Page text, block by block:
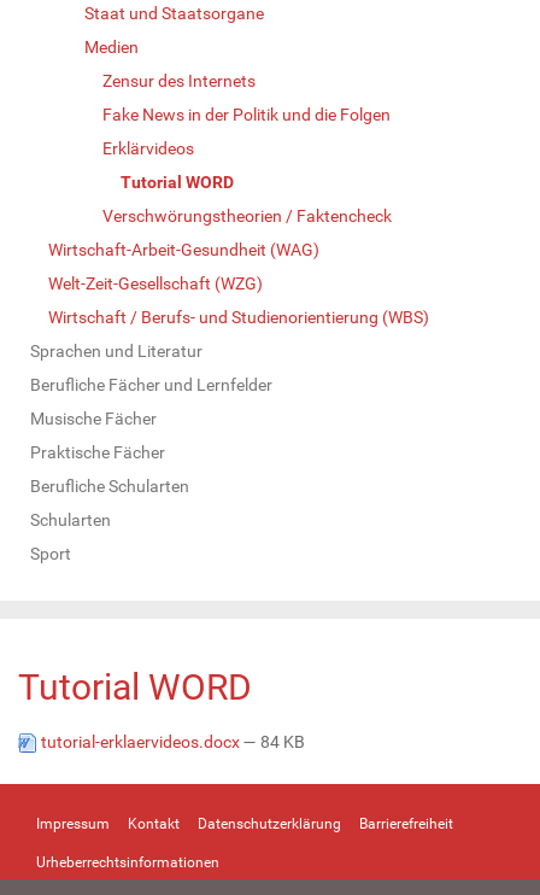
Staat und Staatsorgane
Medien
Zensur des Internets
Fake News in der Politik und die Folgen
Erklärvideos
Tutorial WORD
Verschwörungstheorien / Faktencheck
Wirtschaft-Arbeit-Gesundheit (WAG)
Welt-Zeit-Gesellschaft (WZG)
Wirtschaft / Berufs- und Studienorientierung (WBS)
Sprachen und Literatur
Berufliche Fächer und Lernfelder
Musische Fächer
Praktische Fächer
Berufliche Schularten
Schularten
Sport
Tutorial WORD
tutorial-erklaervideos.docx— 84 KB
Impressum Kontakt Datenschutzerklärung Barrierefreiheit
Urheberrechtsinformationen